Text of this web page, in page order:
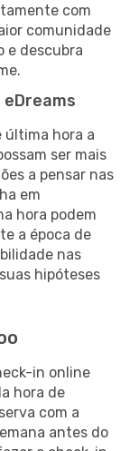
com
comunidade
e descubra
última hora a
ser mais
a pensar nas
em
hora podem
a época de
nas
hipóteses
in online
hora de
com a
antes do